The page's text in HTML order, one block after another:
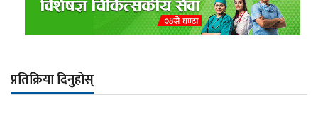
प्रतिक्रिया दिनुहोस्